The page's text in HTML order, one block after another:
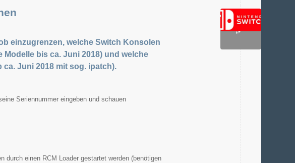
einzugrenzen, welche Switch Konsolen
bis ca. Juni 2018) und welche
Juni 2018 mit sog. ipatch).
Seriennummer eingeben und schauen
einen RCM Loader gestartet werden (benötigen